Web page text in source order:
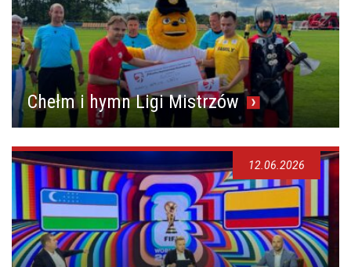
Chełm i hymn Ligi Mistrzów
12.06.2026